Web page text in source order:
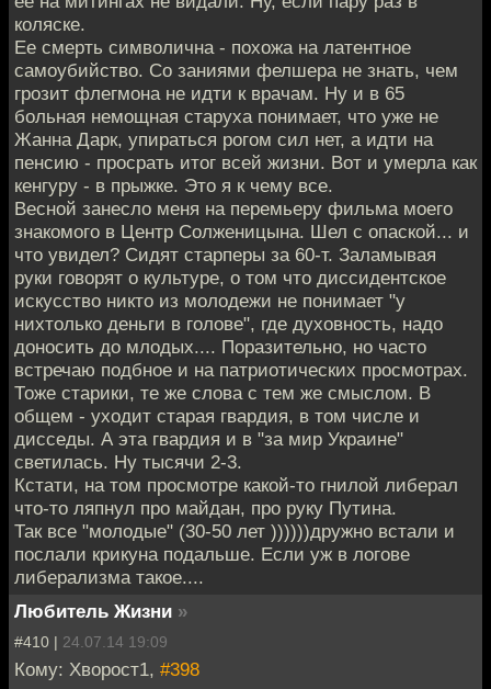
коляске.
Ее смерть символична - похожа на латентное
самоубийство. Со заниями фелшера не знать, чем
грозит флегмона не идти к врачам. Ну и в 65
больная немощная старуха понимает, что уже не
Жанна Дарк, упираться рогом сил нет, а идти на
пенсию - просрать итог всей жизни. Вот и умерла как
кенгуру - в прыжке. Это я к чему все.
Весной занесло меня на перемьеру фильма моего
знакомого в Центр Солженицына. Шел с опаской... и
что увидел? Сидят старперы за 60-т. Заламывая
руки говорят о культуре, о том что диссидентское
искусство никто из молодежи не понимает "у
нихтолько деньги в голове", где духовность, надо
доносить до млодых.... Поразительно, но часто
встречаю подбное и на патриотических просмотрах.
Тоже старики, те же слова с тем же смыслом. В
общем - уходит старая гвардия, в том числе и
дисседы. А эта гвардия и в "за мир Украине"
светилась. Ну тысячи 2-3.
Кстати, на том просмотре какой-то гнилой либерал
что-то ляпнул про майдан, про руку Путина.
Так все "молодые" (30-50 лет ))))))дружно встали и
послали крикуна подальше. Если уж в логове
либерализма такое....
Любитель Жизни »
#410 | 24.07.14 19:09
Кому: Хворост1, #398